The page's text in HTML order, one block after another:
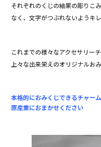
それぞれのくじの結果の彫りこ
なく、文字がつぶれないようキ
これまでの様々なアクセサリー
上々な出来栄えのオリジナルお
本格的におみくじできるチャー
原産業におまかせください